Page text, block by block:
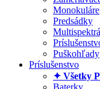
Monokuláre
Predsádky
Puškohľady
Príslušenstvo
✦ Všetky
Baterky